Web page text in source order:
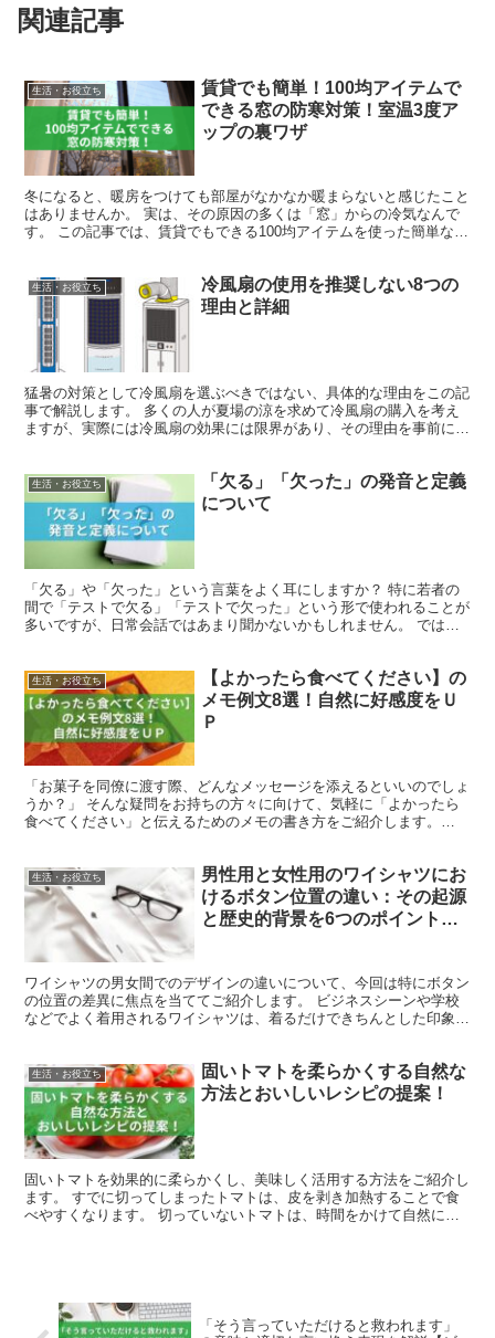
関連記事
生活・お役立ち
賃貸でも簡単！100均アイテムで
できる窓の防寒対策！室温3度ア
ップの裏ワザ
冬になると、暖房をつけても部屋がなかなか暖まらないと感じたこと
はありませんか。 実は、その原因の多くは「窓」からの冷気なんで
す。 この記事では、賃貸でもできる100均アイテムを使った簡単な防
生活・お役立ち
冷風扇の使用を推奨しない8つの
理由と詳細
猛暑の対策として冷風扇を選ぶべきではない、具体的な理由をこの記
事で解説します。 多くの人が夏場の涼を求めて冷風扇の購入を考え
ますが、実際には冷風扇の効果には限界があり、その理由を事前に知
生活・お役立ち
「欠る」「欠った」の発音と定義
について
「欠る」や「欠った」という言葉をよく耳にしますか？ 特に若者の
間で「テストで欠る」「テストで欠った」という形で使われることが
多いですが、日常会話ではあまり聞かないかもしれません。 では、
生活・お役立ち
【よかったら食べてください】の
メモ例文8選！自然に好感度をＵ
Ｐ
「お菓子を同僚に渡す際、どんなメッセージを添えるといいのでしょ
うか？」 そんな疑問をお持ちの方々に向けて、気軽に「よかったら
食べてください」と伝えるためのメモの書き方をご紹介します。
生活・お役立ち
男性用と女性用のワイシャツにお
けるボタン位置の違い：その起源
と歴史的背景を6つのポイントで
ワイシャツの男女間でのデザインの違いについて、今回は特にボタン
の位置の差異に焦点を当ててご紹介します。 ビジネスシーンや学校
などでよく着用されるワイシャツは、着るだけできちんとした印象を
生活・お役立ち
固いトマトを柔らかくする自然な
方法とおいしいレシピの提案！
固いトマトを効果的に柔らかくし、美味しく活用する方法をご紹介し
ます。 すでに切ってしまったトマトは、皮を剥き加熱することで食
べやすくなります。 切っていないトマトは、時間をかけて自然に熟
「そう言っていただけると救われます」